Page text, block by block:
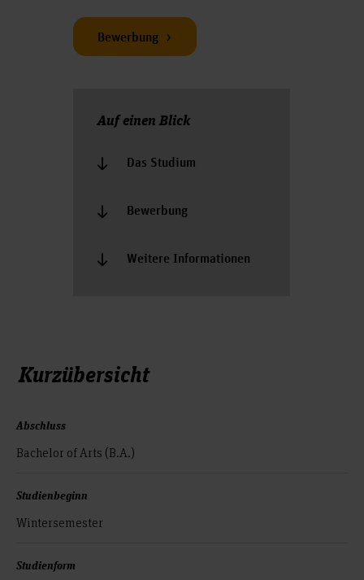
Bewerbung
Auf einen Blick
Das Studium
Bewerbung
Weitere Informationen
Kurzübersicht
Abschluss
Bachelor of Arts (B.A.)
Studienbeginn
Wintersemester
Studienform